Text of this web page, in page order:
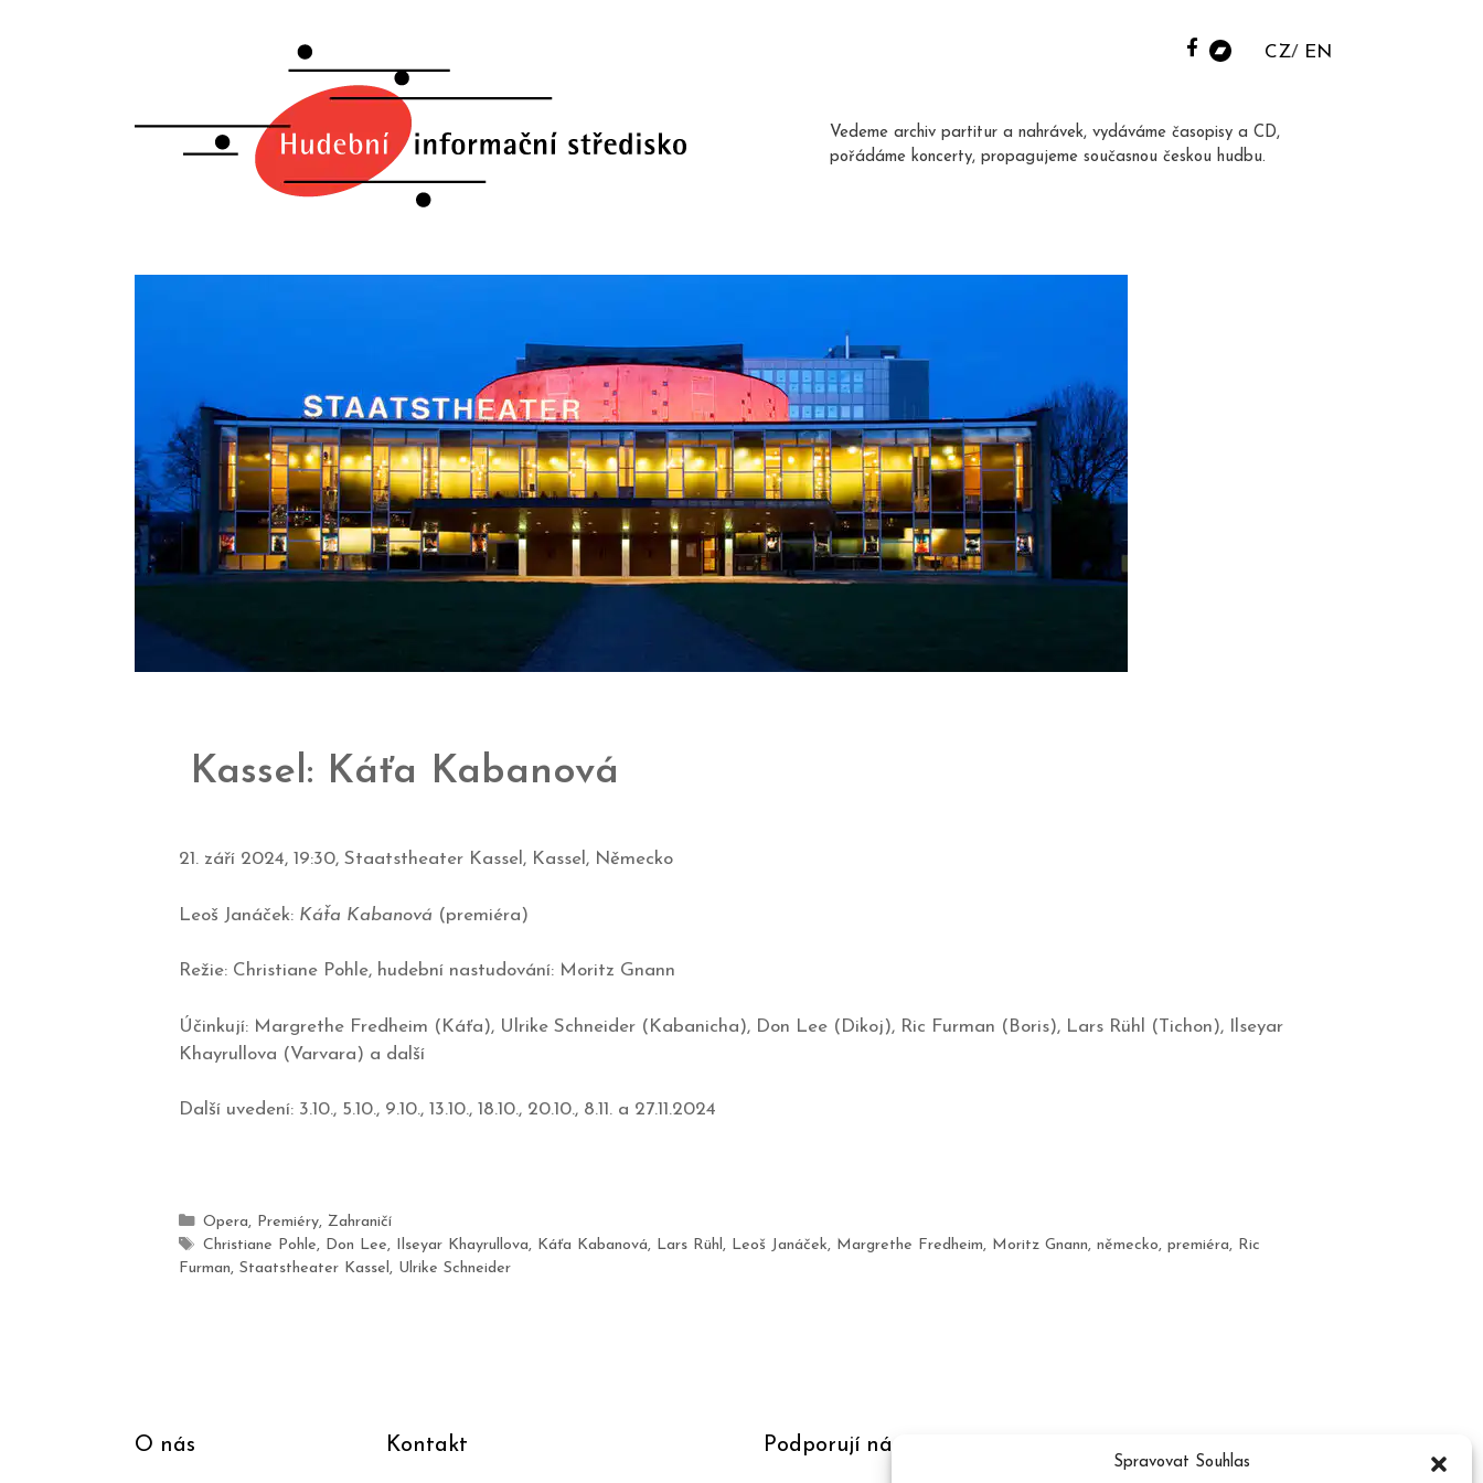
Spravovat Souhlas
CZ EN
Vedeme archiv partitur a nahrávek, vydáváme časopisy a CD,
pořádáme koncerty, propagujeme současnou českou hudbu.
Kassel: Káťa Kabanová
21. září 2024, 19:30, Staatstheater Kassel, Kassel, Německo
Leoš Janáček: Káťa Kabanová (premiéra)
Režie: Christiane Pohle, hudební nastudování: Moritz Gnann
Účinkují: Margrethe Fredheim (Káťa), Ulrike Schneider (Kabanicha), Don Lee (Dikoj), Ric Furman (Boris), Lars Rühl (Tichon), Ilseyar
Khayrullova (Varvara) a další
Další uvedení: 3.10., 5.10., 9.10., 13.10., 18.10., 20.10., 8.11. a 27.11.2024
Opera, Premiéry, Zahraničí
Christiane Pohle, Don Lee, Ilseyar Khayrullova, Káťa Kabanová, Lars Rühl, Leoš Janáček, Margrethe Fredheim, Moritz Gnann, německo, premiéra, Ric
Furman, Staatstheater Kassel, Ulrike Schneider
O nás Kontakt Podporují nás